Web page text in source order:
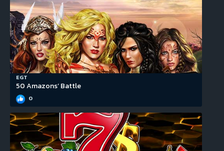
EGT
50 Amazons’ Battle
0